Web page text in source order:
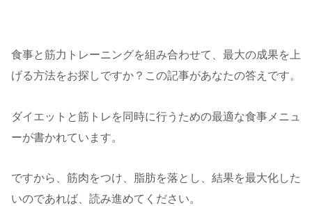
食事と筋力トレーニングを組み合わせて、最大の成果を上
げる方法をお探しですか？この記事があなたの答えです。
ダイエットと筋トレを同時に行うための最適な食事メニュ
ーが書かれています。
ですから、筋肉をつけ、脂肪を落とし、結果を最大化した
いのであれば、読み進めてください。